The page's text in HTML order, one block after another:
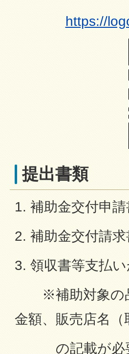
https://
提出書類
1. 補助金交付申請
2. 補助金交付請求
3. 領収書等支払
※補助対象の品
金額、販売店名（
の記載が必要